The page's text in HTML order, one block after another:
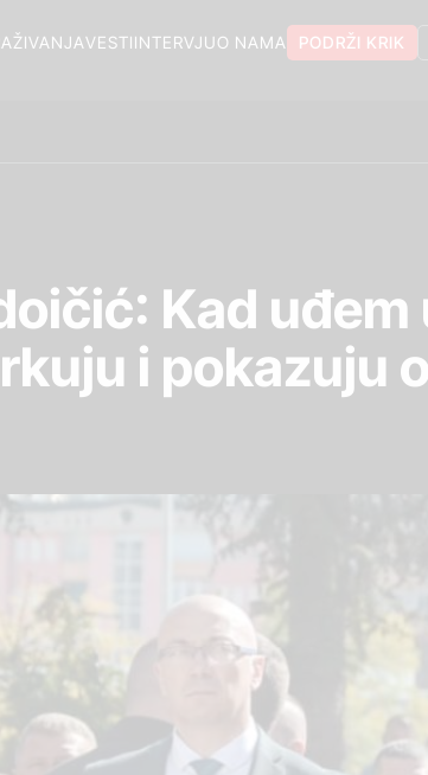
PODRŽI KRIK
O NAMA
INTERVJU
VESTI
Kad
i pokazuju